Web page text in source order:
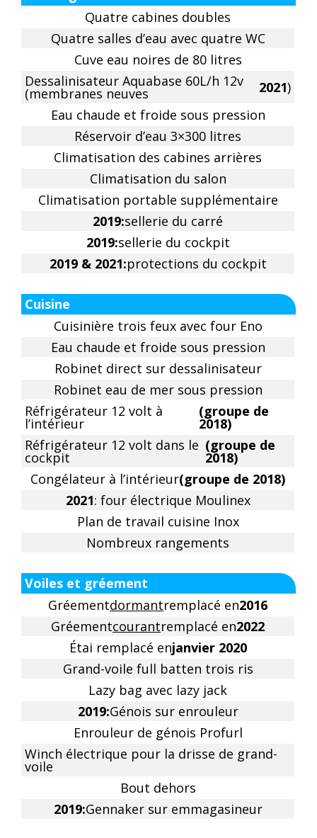
Quatre cabines doubles
Quatre salles d’eau avec quatre WC
Cuve eau noires de 80 litres
Dessalinisateur Aquabase 60L/h 12v
(membranes neuves 2021)
Eau chaude et froide sous pression
Réservoir d’eau 3×300 litres
Climatisation des cabines arrières
Climatisation du salon
Climatisation portable supplémentaire
2019:sellerie du carré
2019:sellerie du cockpit
2019 & 2021:protections du cockpit
Cuisine
Cuisinière trois feux avec four Eno
Eau chaude et froide sous pression
Robinet direct sur dessalinisateur
Robinet eau de mer sous pression
Réfrigérateur 12 volt à
l’intérieur
(groupe de
2018)
Réfrigérateur 12 volt dans le
cockpit
(groupe de
2018)
Congélateur à l’intérieur(groupe de 2018)
2021: four électrique Moulinex
Plan de travail cuisine Inox
Nombreux rangements
Voiles et gréement
Gréementdormantremplacé en2016
Gréementcourantremplacé en2022
Étai remplacé enjanvier 2020
Grand-voile full batten trois ris
Lazy bag avec lazy jack
2019:Génois sur enrouleur
Enrouleur de génois Profurl
Winch électrique pour la drisse de grand-
voile
Bout dehors
2019:Gennaker sur emmagasineur